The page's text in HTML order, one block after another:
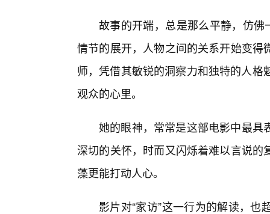
故事的开端，总是那么平静，仿佛
情节的展开，人物之间的关系开始变
师，凭借其敏锐的洞察力和独特的人
观众的心里。
她的眼神，常常是这部电影中最具
深切的关怀，时而又闪烁着难以言说
藻更能打动人心。
影片对“家访”这一行为的解读，